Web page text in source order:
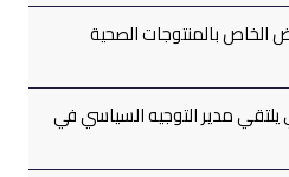
بالمنتوجات الصحية
مدير التوجيه السياسي في